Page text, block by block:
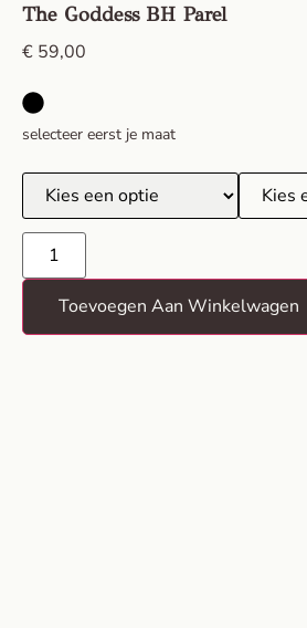
The Goddess BH Parel
€ 59,00
selecteer eerst je maat
Toevoegen Aan Winkelwagen